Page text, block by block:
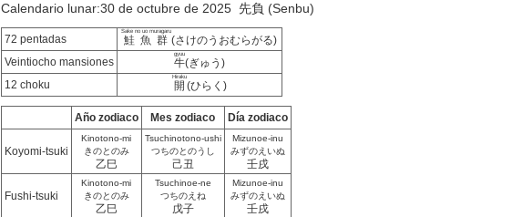
Calendario lunar:30 de octubre de 2025 先負 (Senbu)
72 pentadas 鮭魚群
Sake no uo muragaru
(さけのうおむらがる)
Veintiocho mansiones
牛
gyuu
(ぎゅう)
12 choku
開
Hiraku
(ひらく)
Año zodiaco Mes zodiaco Día zodiaco
Koyomi-tsuki
Kinotono-mi
きのとのみ
乙巳
Tsuchinotono-ushi
つちのとのうし
己丑
Mizunoe-inu
みずのえいぬ
壬戌
Fushi-tsuki
Kinotono-mi
きのとのみ
乙巳
Tsuchinoe-ne
つちのえね
戊子
Mizunoe-inu
みずのえいぬ
壬戌